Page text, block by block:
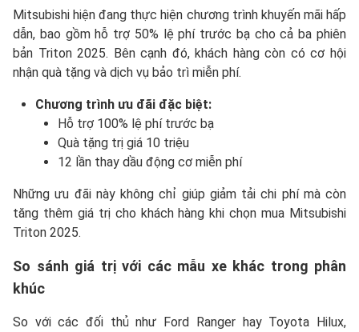
Mitsubishi hiện đang thực hiện chương trình khuyến mãi hấp
dẫn, bao gồm hỗ trợ 50% lệ phí trước bạ cho cả ba phiên
bản Triton 2025. Bên cạnh đó, khách hàng còn có cơ hội
nhận quà tặng và dịch vụ bảo trì miễn phí.
Chương trình ưu đãi đặc biệt:
Hỗ trợ 100% lệ phí trước bạ
Quà tặng trị giá 10 triệu
12 lần thay dầu động cơ miễn phí
Những ưu đãi này không chỉ giúp giảm tải chi phí mà còn
tăng thêm giá trị cho khách hàng khi chọn mua Mitsubishi
Triton 2025.
So sánh giá trị với các mẫu xe khác trong phân
khúc
So với các đối thủ như Ford Ranger hay Toyota Hilux,